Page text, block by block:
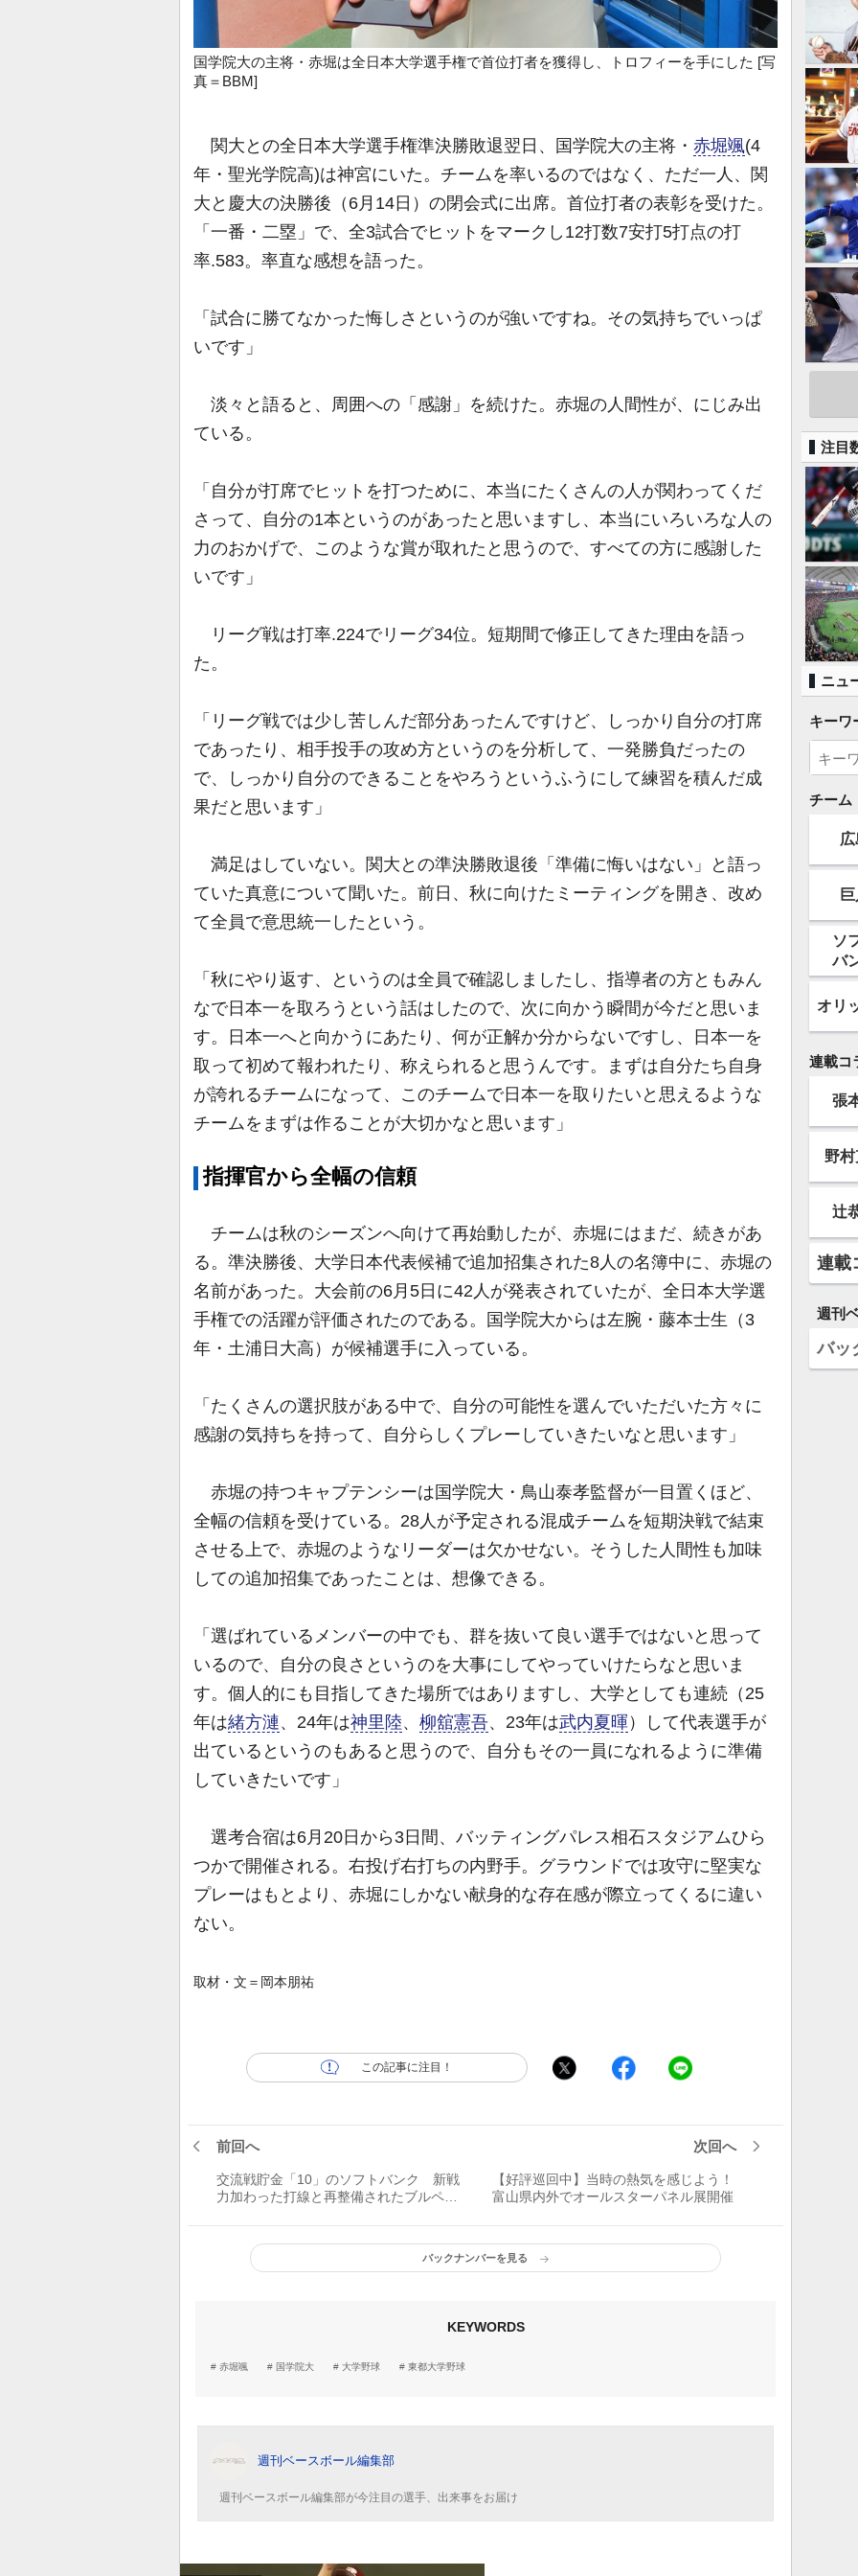
国学院大の主将・赤堀は全日本大学選手権で首位打者を獲得し、トロフィーを手にした [写
真＝BBM]
関大との全日本大学選手権準決勝敗退翌日、国学院大の主将・ 赤堀颯(4
年・聖光学院高)は神宮にいた。チームを率いるのではなく、ただ一人、関
大と慶大の決勝後（6月14日）の閉会式に出席。首位打者の表彰を受けた。
「一番・二塁」で、全3試合でヒットをマークし12打数7安打5打点の打
率.583。率直な感想を語った。
「試合に勝てなかった悔しさというのが強いですね。その気持ちでいっぱ
いです」
淡々と語ると、周囲への「感謝」を続けた。赤堀の人間性が、にじみ出
ている。
「自分が打席でヒットを打つために、本当にたくさんの人が関わってくだ
さって、自分の1本というのがあったと思いますし、本当にいろいろな人の
力のおかげで、このような賞が取れたと思うので、すべての方に感謝した
いです」
リーグ戦は打率.224でリーグ34位。短期間で修正してきた理由を語っ
た。
「リーグ戦では少し苦しんだ部分あったんですけど、しっかり自分の打席
であったり、相手投手の攻め方というのを分析して、一発勝負だったの
で、しっかり自分のできることをやろうというふうにして練習を積んだ成
果だと思います」
満足はしていない。関大との準決勝敗退後「準備に悔いはない」と語っ
ていた真意について聞いた。前日、秋に向けたミーティングを開き、改め
て全員で意思統一したという。
「秋にやり返す、というのは全員で確認しましたし、指導者の方ともみん
なで日本一を取ろうという話はしたので、次に向かう瞬間が今だと思いま
す。日本一へと向かうにあたり、何が正解か分からないですし、日本一を
取って初めて報われたり、称えられると思うんです。まずは自分たち自身
が誇れるチームになって、このチームで日本一を取りたいと思えるような
チームをまずは作ることが大切かなと思います」
指揮官から全幅の信頼
チームは秋のシーズンへ向けて再始動したが、赤堀にはまだ、続きがあ
る。準決勝後、大学日本代表候補で追加招集された8人の名簿中に、赤堀の
名前があった。大会前の6月5日に42人が発表されていたが、全日本大学選
手権での活躍が評価されたのである。国学院大からは左腕・藤本士生（3
年・土浦日大高）が候補選手に入っている。
「たくさんの選択肢がある中で、自分の可能性を選んでいただいた方々に
感謝の気持ちを持って、自分らしくプレーしていきたいなと思います」
赤堀の持つキャプテンシーは国学院大・鳥山泰孝監督が一目置くほど、
全幅の信頼を受けている。28人が予定される混成チームを短期決戦で結束
させる上で、赤堀のようなリーダーは欠かせない。そうした人間性も加味
しての追加招集であったことは、想像できる。
「選ばれているメンバーの中でも、群を抜いて良い選手ではないと思って
いるので、自分の良さというのを大事にしてやっていけたらなと思いま
す。個人的にも目指してきた場所ではありますし、大学としても連続（25
年は緒方漣、24年は神里陸、 柳舘憲吾、23年は武内夏暉）して代表選手が
出ているというのもあると思うので、自分もその一員になれるように準備
していきたいです」
選考合宿は6月20日から3日間、バッティングパレス相石スタジアムひら
つかで開催される。右投げ右打ちの内野手。グラウンドでは攻守に堅実な
プレーはもとより、赤堀にしかない献身的な存在感が際立ってくるに違い
ない。
取材・文＝岡本朋祐
この記事に注目！
前回へ
交流戦貯金「10」のソフトバンク 新戦
力加わった打線と再整備されたブルペン
次回へ
【好評巡回中】当時の熱気を感じよう！
富山県内外でオールスターパネル展開催
バックナンバーを見る
KEYWORDS
赤堀颯 国学院大 大学野球 東都大学野球
週刊ベースボール編集部
週刊ベースボール編集部が今注目の選手、出来事をお届け
注目
ニュ
キーワ
チーム
広
ソ
バ
オリ
連載コ
張
野
辻
連載
週刊
バッ